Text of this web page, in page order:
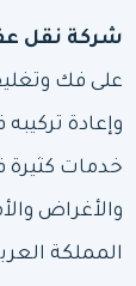
شركة نقل
على فك
وإعادة
خدمات
والأغراض
المملكة